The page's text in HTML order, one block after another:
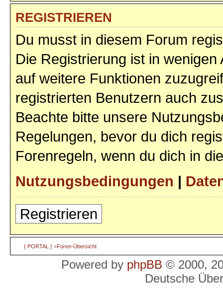
REGISTRIEREN
Du musst in diesem Forum
Die Registrierung ist in
auf weitere Funktionen
registrierten Benutzern auch
Beachte bitte unsere
Regelungen, bevor du dich
Forenregeln, wenn du dich in
Nutzungsbedingungen |
Registrieren
{ PORTAL } »Foren-Übersicht
Powered by phpBB © 2000,
Deutsche